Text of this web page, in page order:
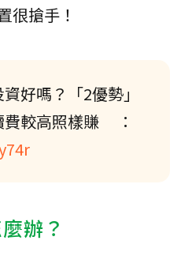
很搶手！
好嗎？「2優勢」
費較高照樣賺 ：
辦？